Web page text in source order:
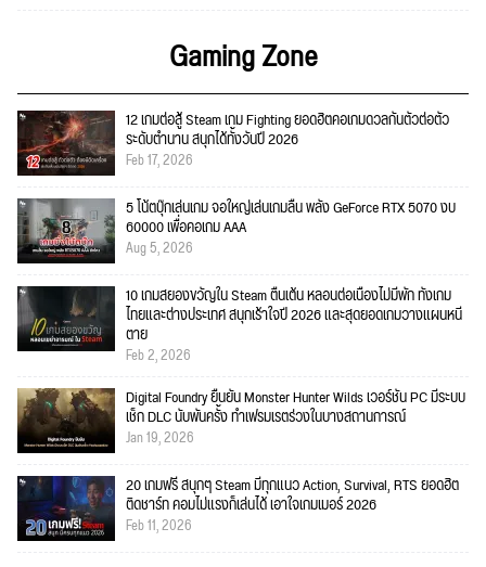
Gaming Zone
12 เกมต่อสู้ Steam เกม Fighting ยอดฮิตคอเกมดวลกันตัวต่อตัว
ระดับตำนาน สนุกได้ทั้งวันปี 2026
Feb 17, 2026
5 โน้ตบุ๊กเล่นเกม จอใหญ่เล่นเกมลื่น พลัง GeForce RTX 5070 งบ
60000 เพื่อคอเกม AAA
Aug 5, 2026
10 เกมสยองขวัญใน Steam ตื่นเต้น หลอนต่อเนื่องไม่มีพัก ทั้งเกม
ไทยและต่างประเทศ สนุกเร้าใจปี 2026 และสุดยอดเกมวางแผนหนี
ตาย
Feb 2, 2026
Digital Foundry ยืนยัน Monster Hunter Wilds เวอร์ชัน PC มีระบบ
เช็ก DLC นับพันครั้ง ทำเฟรมเรตร่วงในบางสถานการณ์
Jan 19, 2026
20 เกมฟรี สนุกๆ Steam มีทุกแนว Action, Survival, RTS ยอดฮิต
ติดชาร์ท คอมไม่แรงก็เล่นได้ เอาใจเกมเมอร์ 2026
Feb 11, 2026